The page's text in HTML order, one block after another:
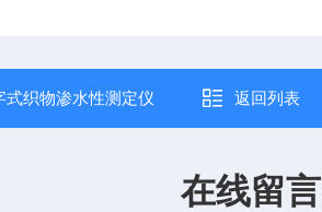
式织物渗水性测定仪 返回列表
在线留言